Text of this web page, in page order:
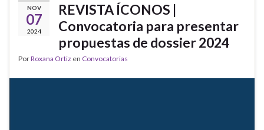
NOV
07
2024
REVISTA ÍCONOS |
Convocatoria para presentar
propuestas de dossier 2024
PorRoxana Ortiz en Convocatorias